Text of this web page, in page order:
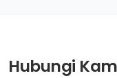
Hubungi